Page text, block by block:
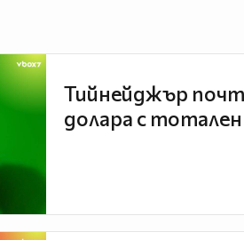
Тийнейджър
долара с